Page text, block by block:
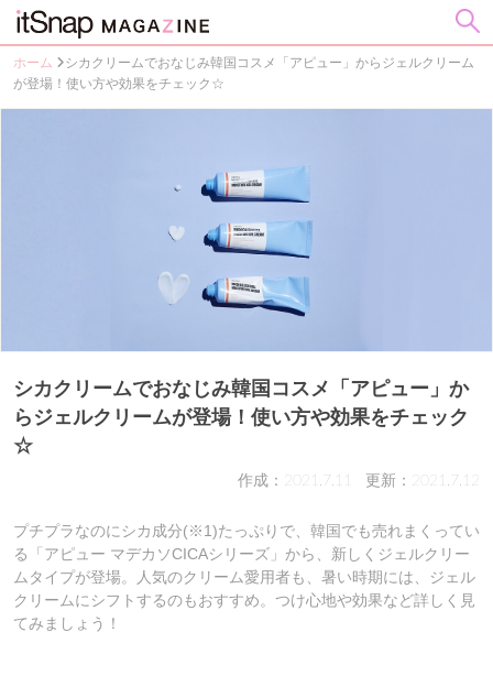
ホーム
シカクリームでおなじみ韓国コスメ「アピュー」からジェルクリーム
が登場！使い方や効果をチェック☆
シカクリームでおなじみ韓国コスメ「アピュー」か
らジェルクリームが登場！使い方や効果をチェック
☆
作成：2021.7.11 更新：2021.7.12
プチプラなのにシカ成分(※1)たっぷりで、韓国でも売れまくってい
る「アピュー マデカソCICAシリーズ」から、新しくジェルクリー
ムタイプが登場。人気のクリーム愛用者も、暑い時期には、ジェル
クリームにシフトするのもおすすめ。つけ心地や効果など詳しく見
てみましょう！